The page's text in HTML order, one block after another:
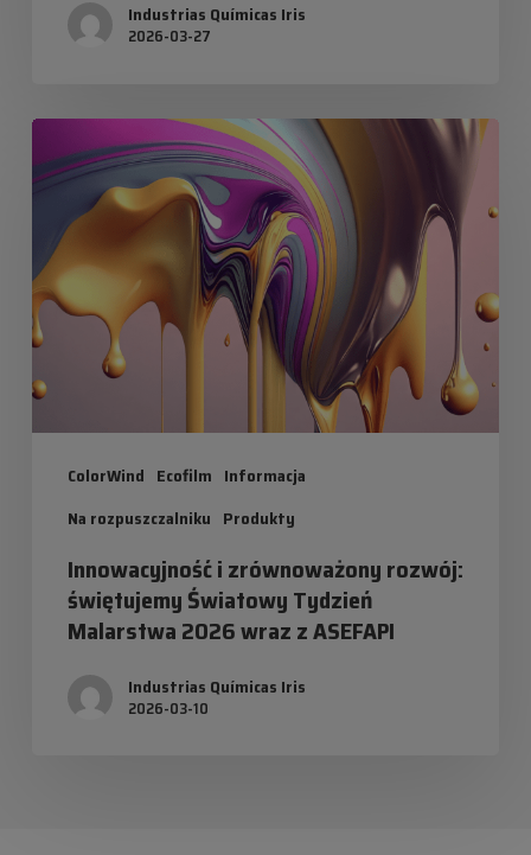
Industrias Químicas Iris
2026-03-27
ColorWind Ecofilm Informacja
Na rozpuszczalniku Produkty
Innowacyjność
i
zrównoważony
rozwój:
świętujemy
Światowy
Malarstwa
2026
wraz
Innowacyjność i zrównoważony rozwój:
świętujemy Światowy Tydzień
Malarstwa 2026 wraz z ASEFAPI
Industrias Químicas Iris
2026-03-10